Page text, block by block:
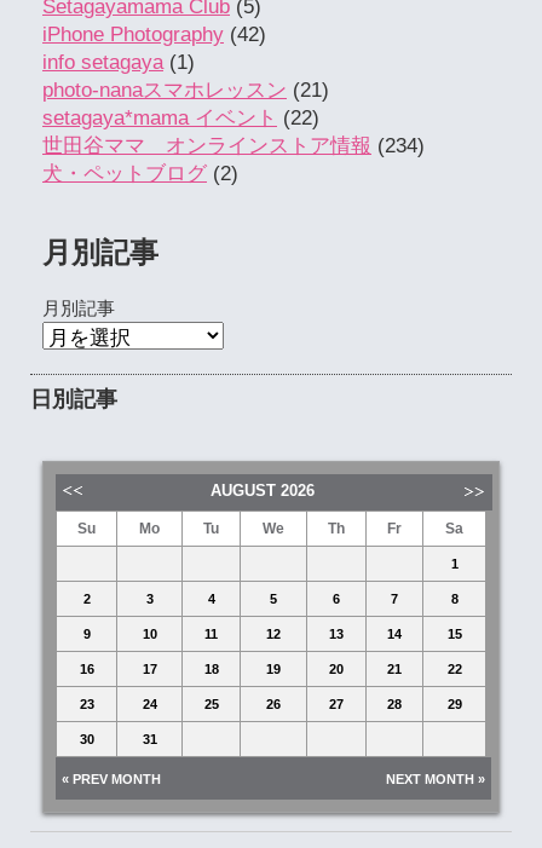
Setagayamama Club (5)
iPhone Photography (42)
info setagaya(1)
photo-nanaスマホレッスン (21)
setagaya*mama イベント (22)
世田谷ママ オンラインストア情報 (234)
犬・ペットブログ (2)
月別記事
月別記事
日別記事
AUGUST 2026
Su Mo Tu We Th Fr Sa
1
2 3 4 5 6 7 8
9 10 11 12 13 14 15
16 17 18 19 20 21 22
23 24 25 26 27 28 29
30 31
« PREV MONTH NEXT MONTH »